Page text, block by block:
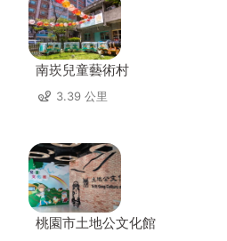
南崁兒童藝術村
3.39 公里
桃園市土地公文化館